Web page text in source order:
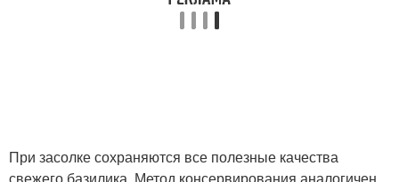
При засолке сохраняются все полезные качества